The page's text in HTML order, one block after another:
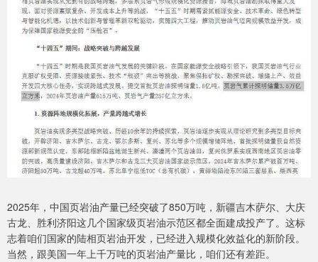
2025年，中国页岩油产量已经突破了850万吨，新疆吉木萨尔、大庆
古龙、胜利济阳这几个国家级页岩油示范区都全面建成投产了。这标
志着咱们国家的陆相页岩油开发，已经进入规模化效益化的新阶段。
当然，跟美国一年上千万吨的页岩油产量比，咱们还有差距。